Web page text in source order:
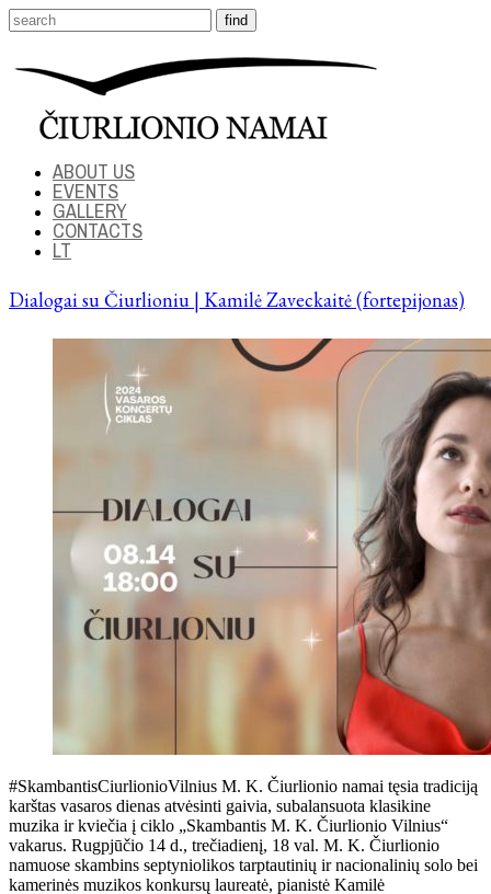
ABOUT US
EVENTS
GALLERY
CONTACTS
LT
Dialogai su Čiurlioniu | Kamilė Zaveckaitė (fortepijonas)
#SkambantisCiurlionioVilnius M. K. Čiurlionio namai tęsia tradiciją
karštas vasaros dienas atvėsinti gaivia, subalansuota klasikine
muzika ir kviečia į ciklo „Skambantis M. K. Čiurlionio Vilnius“
vakarus. Rugpjūčio 14 d., trečiadienį, 18 val. M. K. Čiurlionio
namuose skambins septyniolikos tarptautinių ir nacionalinių solo bei
kamerinės muzikos konkursų laureatė, pianistė Kamilė